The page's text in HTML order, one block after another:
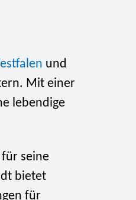
und
Mit einer
lebendige
seine
bietet
für